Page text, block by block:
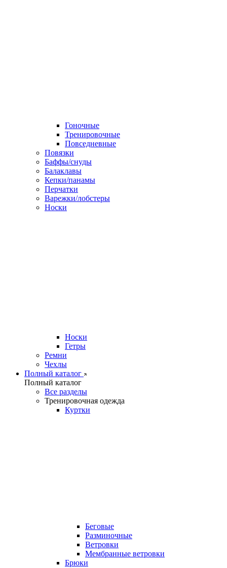
Гоночные
Тренировочные
Повседневные
Повязки
Баффы/снуды
Балаклавы
Кепки/панамы
Перчатки
Варежки/лобстеры
Носки
Носки
Гетры
Ремни
Чехлы
Полный каталог
Полный каталог
Все разделы
Тренировочная одежда
Куртки
Беговые
Разминочные
Ветровки
Мембранные ветровки
Брюки